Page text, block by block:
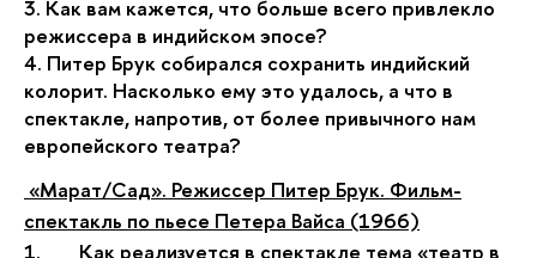
3. Как вам кажется, что больше всего привлекло
режиссера в индийском эпосе?
4. Питер Брук собирался сохранить индийский
колорит. Насколько ему это удалось, а что в
спектакле, напротив, от более привычного нам
европейского театра?
«Марат/Сад». Режиссер Питер Брук. Фильм-
спектакль по пьесе Петера Вайса (1966)
1.
Как реализуется в спектакле тема «театр в